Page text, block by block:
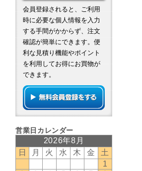
会員登録されると、ご利用
時に必要な個人情報を入力
する手間がかからず、注文
確認が簡単にできます。便
利な見積り機能やポイント
を利用してお得にお買物が
できます。